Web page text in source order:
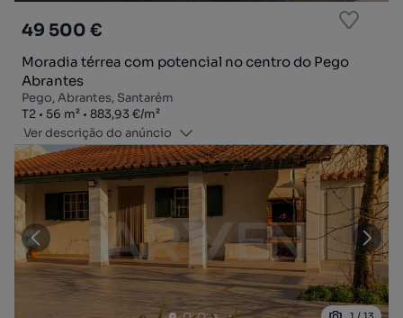
49 500 €
Moradia térrea com potencial no centro do Pego
Abrantes
Pego, Abrantes, Santarém
Tipologia
T2
Zona56 m²
Preço por metro quadrado
883,93 €/m²
Ver descrição do anúncio